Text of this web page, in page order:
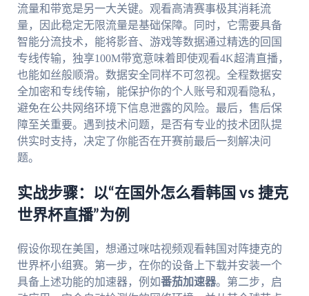
流量和带宽是另一大关键。观看高清赛事极其消耗流
量，因此稳定无限流量是基础保障。同时，它需要具备
智能分流技术，能将影音、游戏等数据通过精选的回国
专线传输，独享100M带宽意味着即使观看4K超清直播，
也能如丝般顺滑。数据安全同样不可忽视。全程数据安
全加密和专线传输，能保护你的个人账号和观看隐私，
避免在公共网络环境下信息泄露的风险。最后，售后保
障至关重要。遇到技术问题，是否有专业的技术团队提
供实时支持，决定了你能否在开赛前最后一刻解决问
题。
实战步骤：以“在国外怎么看韩国 vs 捷克
世界杯直播”为例
假设你现在美国，想通过咪咕视频观看韩国对阵捷克的
世界杯小组赛。第一步，在你的设备上下载并安装一个
具备上述功能的加速器，例如番茄加速器。第二步，启